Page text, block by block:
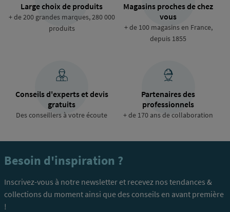
Large choix de produits
+ de 200 grandes marques, 280 000
produits
Magasins proches de chez
vous
+ de 100 magasins en France,
depuis 1855
Conseils d'experts et devis
gratuits
Des conseillers à votre écoute
Partenaires des
professionnels
+ de 170 ans de collaboration
Besoin d'inspiration ?
Inscrivez-vous à notre newsletter et recevez nos tendances &
collections du moment ainsi que des conseils en avant première
!